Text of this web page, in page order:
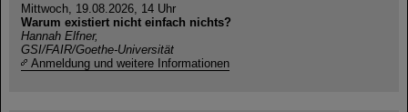
Mittwoch, 19.08.2026, 14 Uhr
Warum existiert nicht einfach nichts?
Hannah Elfner,
GSI/FAIR/Goethe-Universität
Anmeldung und weitere Informationen